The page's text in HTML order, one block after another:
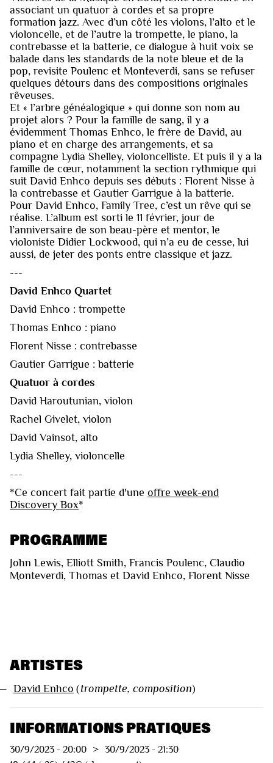
associant un quatuor à cordes et sa propre
formation jazz. Avec d’un côté les violons, l’alto et le
violoncelle, et de l’autre la trompette, le piano, la
contrebasse et la batterie, ce dialogue à huit voix se
balade dans les standards de la note bleue et de la
pop, revisite Poulenc et Monteverdi, sans se refuser
quelques détours dans des compositions originales
rêveuses.
Et « l’arbre généalogique » qui donne son nom au
projet alors ? Pour la famille de sang, il y a
évidemment Thomas Enhco, le frère de David, au
piano et en charge des arrangements, et sa
compagne Lydia Shelley, violoncelliste. Et puis il y a la
famille de cœur, notamment la section rythmique qui
suit David Enhco depuis ses débuts : Florent Nisse à
la contrebasse et Gautier Garrigue à la batterie.
Pour David Enhco, Family Tree, c’est un rêve qui se
réalise. L’album est sorti le 11 février, jour de
l’anniversaire de son beau-père et mentor, le
violoniste Didier Lockwood, qui n’a eu de cesse, lui
aussi, de jeter des ponts entre classique et jazz.
---
David Enhco Quartet
David Enhco : trompette
Thomas Enhco : piano
Florent Nisse : contrebasse
Gautier Garrigue : batterie
Quatuor à cordes
David Haroutunian, violon
Rachel Givelet, violon
David Vainsot, alto
Lydia Shelley, violoncelle
---
*Ce concert fait partie d'une offre week-end
Discovery Box*
PROGRAMME
John Lewis, Elliott Smith, Francis Poulenc, Claudio
Monteverdi, Thomas et David Enhco, Florent Nisse
ARTISTES
David Enhco (trompette, composition)
INFORMATIONS PRATIQUES
30/9/2023 - 20:00 > 30/9/2023 - 21:30